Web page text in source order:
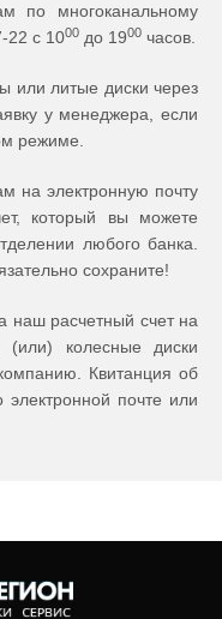
по многоканальному
22 с 1000 до 1900 часов.
или литые диски через
у менеджера, если
режиме.
на электронную почту
который вы можете
любого банка.
сохраните!
наш расчетный счет на
колесные диски
Квитанция об
почте или